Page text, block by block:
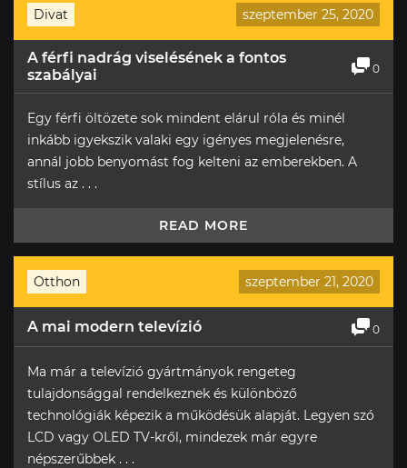
Divat szeptember 25, 2020
A férfi nadrág viselésének a fontos
szabályai
0
Egy férfi öltözete sok mindent elárul róla és minél
inkább igyekszik valaki egy igényes megjelenésre,
annál jobb benyomást fog kelteni az emberekben. A
stílus az . . .
READ MORE
Otthon szeptember 21, 2020
A mai modern televízió 0
Ma már a televízió gyártmányok rengeteg
tulajdonsággal rendelkeznek és különböző
technológiák képezik a működésük alapját. Legyen szó
LCD vagy OLED TV-kről, mindezek már egyre
népszerűbbek . . .